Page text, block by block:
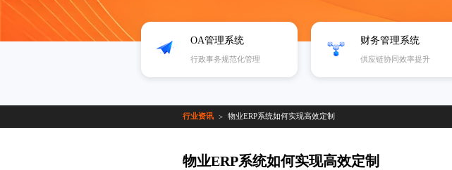
OA管理系统
行政事务规范化管理
财务管理系统
供应链协同效率提升
行业资讯 > 物业ERP系统如何实现高效定制
物业ERP系统如何实现高效定制